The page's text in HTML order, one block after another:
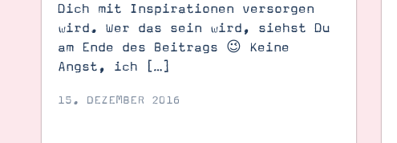
Suche Impressum Datenschutz
Dich mit Inspirationen versorgen
wird. Wer das sein wird, siehst Du
am Ende des Beitrags 😉 Keine
Angst, ich […]
15. DEZEMBER 2016